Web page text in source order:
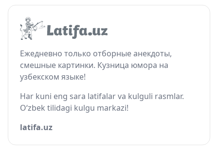
Ежедневно только отборные анекдоты,
смешные картинки. Кузница юмора на
узбекском языке!
Har kuni eng sara latifalar va kulguli rasmlar.
O‘zbek tilidagi kulgu markazi!
latifa.uz